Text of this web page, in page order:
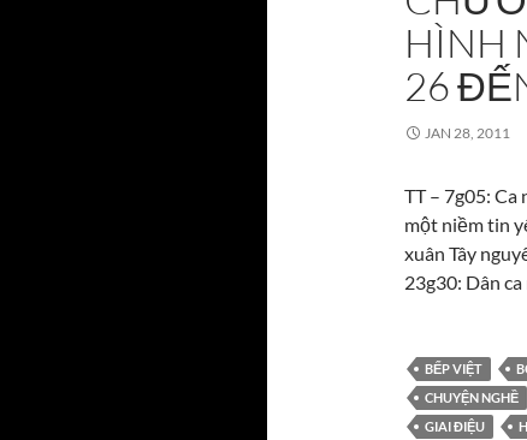
HÌNH
26
JAN 28, 2011
TT – 7g05: Ca
một niềm tin
xuân Tây
23g30: Dân
BẾP VIỆT
CHUYỆN NGHỀ
GIAI ĐIỆU